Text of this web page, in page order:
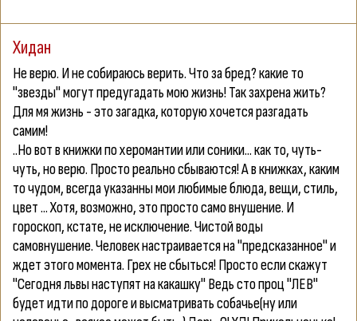
Хидан
Не верю. И не собираюсь верить. Что за бред? какие то
"звезды" могут предугадать мою жизнь! Так захрена жить?
Для мя жизнь - это загадка, которую хочется разгадать
самим!
..Но вот в книжки по херомантии или соники... как то, чуть-
чуть, но верю. Просто реально сбываются! А в книжках, каким
то чудом, всегда указанны мои любимые блюда, вещи, стиль,
цвет ... Хотя, возможно, это просто само внушение. И
гороскоп, кстате, не исключение. Чистой воды
самовнушение. Человек настраивается на "предсказанное" и
ждет этого момента. Грех не сбыться! Просто если скажут
"Сегодня львы наступят на какашку" Ведь сто проц "ЛЕВ"
будет идти по дороге и высматривать собачье(ну или